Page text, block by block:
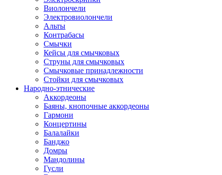
Виолончели
Электровиолончели
Альты
Контрабасы
Смычки
Кейсы для смычковых
Струны для смычковых
Смычковые принадлежности
Стойки для смычковых
Народно-этнические
Аккордеоны
Баяны, кнопочные аккордеоны
Гармони
Концертины
Балалайки
Банджо
Домры
Мандолины
Гусли